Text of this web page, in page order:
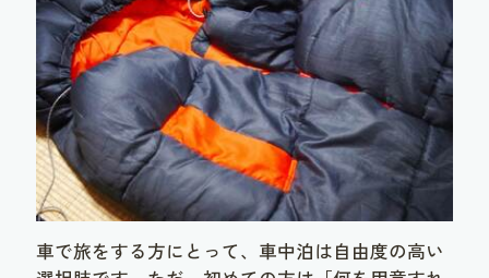
車で旅をする方にとって、車中泊は自由度の高い